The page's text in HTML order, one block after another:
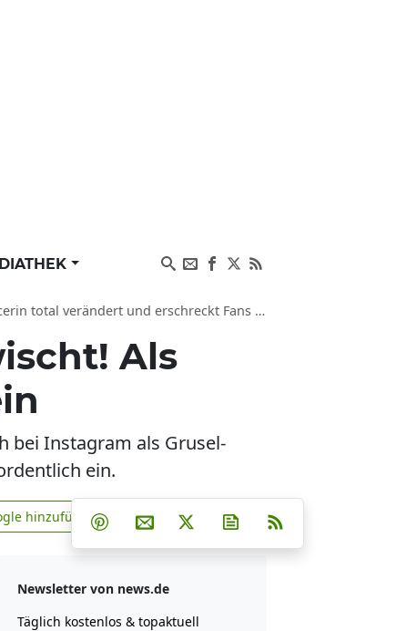
und erschreckt Fans im heißen Kostüm
Als
bei Instagram als Grusel-
ein.
zu Google hinzufügen
hinzufügen Teilen auf Facebook
Teilen auf Whatsapp
Teilen auf Telegram
Teilen auf Pinterest
Per E-Mail teilen
Post auf XNewsletter
Newsletter von news.de
Täglich kostenlos & topaktuell